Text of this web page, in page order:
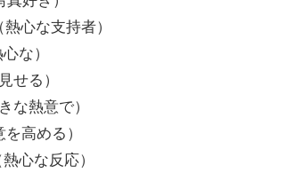
熱心な支持者）
な）
せる）
な熱意で）
高める）
熱心な反応）